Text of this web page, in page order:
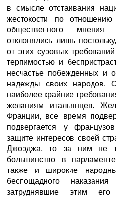
в смысле отстаивания
жестокости по
общественного
отклонялись лишь
от этих суровых
терпимостью и
несчастье побежденных и
надежды своих народов.
наиболее крайние
желаниям итальянцев.
Франции, все время
подвергается у
защите интересов своей
Джорджа, то за ним не
большинство в
также и широкие
беспощадного
затруднявшие этим